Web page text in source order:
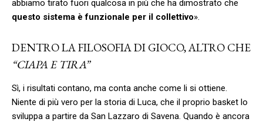
abbiamo tirato fuori qualcosa in più che ha dimostrato che
questo sistema è funzionale per il collettivo».
DENTRO LA FILOSOFIA DI GIOCO, ALTRO CHE
“CIAPA E TIRA”
Sì, i risultati contano, ma conta anche come li si ottiene.
Niente di più vero per la storia di Luca, che il proprio basket lo
sviluppa a partire da San Lazzaro di Savena. Quando è ancora